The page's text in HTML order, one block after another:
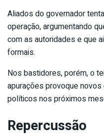
Aliados do governador
operação, argumentando
com as autoridades e que
formais.
Nos bastidores, porém, o
apurações provoque
políticos nos próximos
Repercussão